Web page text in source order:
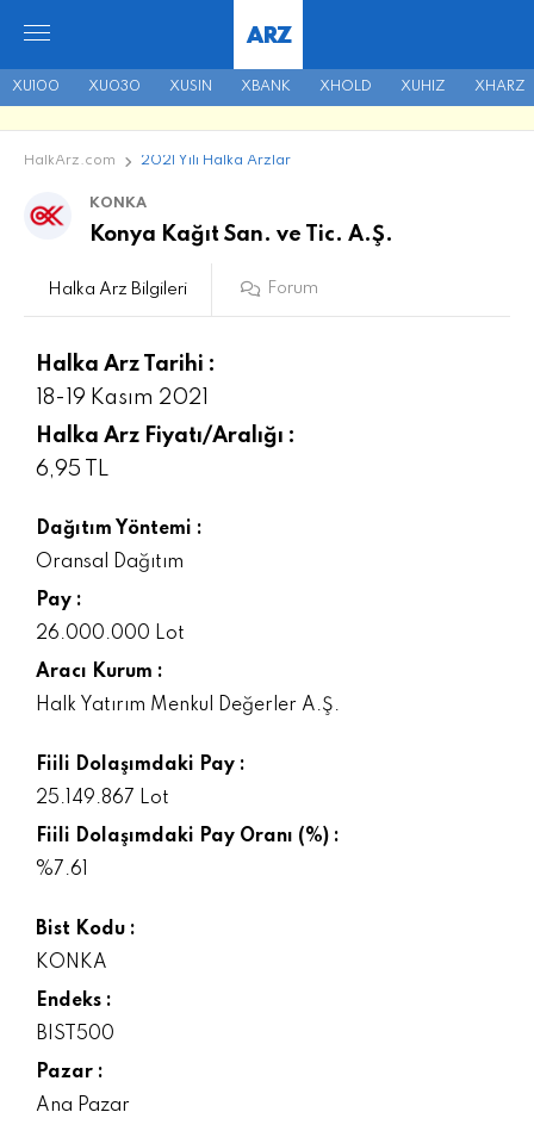
XU100 XU030 XUSIN XBANK XHOLD XUHIZ XHARZ
ARZ
HalkArz.com 2021 Yılı Halka Arzlar
KONKA
Konya Kağıt San. ve Tic. A.Ş.
Halka Arz Bilgileri Forum
Halka Arz Tarihi :
18-19 Kasım 2021
Halka Arz Fiyatı/Aralığı :
6,95 TL
Dağıtım Yöntemi :
Oransal Dağıtım
Pay :
26.000.000 Lot
Aracı Kurum :
Halk Yatırım Menkul Değerler A.Ş.
Fiili Dolaşımdaki Pay :
25.149.867 Lot
Fiili Dolaşımdaki Pay Oranı (%) :
%7.61
Bist Kodu :
KONKA
Endeks :
BIST500
Pazar :
Ana Pazar